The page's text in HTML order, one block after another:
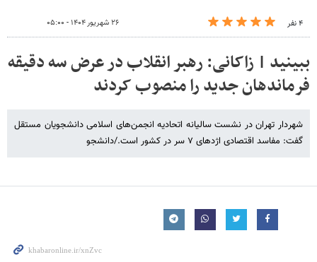
۴ نفر ۲۶ شهریور ۱۴۰۴ - ۰۵:۰۰
ببینید | زاکانی: رهبر انقلاب در عرض سه دقیقه
فرماندهان جدید را منصوب کردند
شهردار تهران در نشست سالیانه اتحادیه انجمن‌های اسلامی دانشجویان مستقل
گفت: مفاسد اقتصادی اژدهای ۷ سر در کشور است./دانشجو